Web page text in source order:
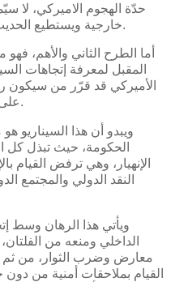
حدّة الهجوم الاميركي، لا
خارجية ويستطيع الحديث مع الولايات المتحدة ودول الغرب.
أما الطرح الثاني والأهم،
المقبل لمعرفة إتجاهات
الأميركي قد قرّر من سيكون
على عدم التجديد للرئيس دونالد ترامب.
ويبدو أن هذا السيناريو
الحكومة، حيث تبذل كل
الإنهيار، وهي ترفض
النقد الدولي والمجتمع
ويأتي هذا الرهان وسط
الداخلي ومنعه من
معارض وضرب الثوار، من ثم
القيام بملاحقات أمنية من